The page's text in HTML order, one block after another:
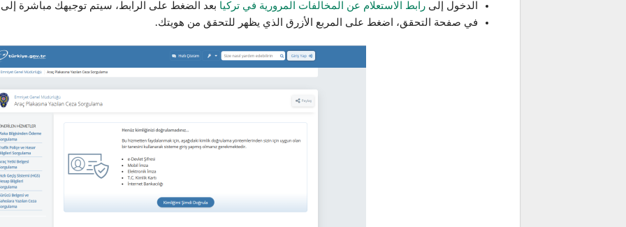
الدخول إلى رابط الاستعلام عن المخالفات المرورية في تركيا بعد الضغط على الرابط، سيتم توجيهك مباشرة
في صفحة التحقق، اضغط على المربع الأزرق الذي يظهر للتحقق من هويتك.